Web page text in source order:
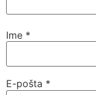
Ime *
E-pošta *